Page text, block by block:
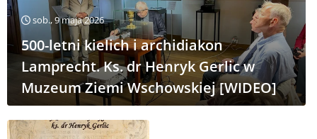
sob., 9 maja 2026
500-letni kielich i archidiakon
Lamprecht. Ks. dr Henryk Gerlic w
Muzeum Ziemi Wschowskiej [WIDEO]